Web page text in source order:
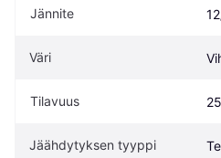
Jännite
Väri
Tilavuus
Jäähdytyksen tyyppi